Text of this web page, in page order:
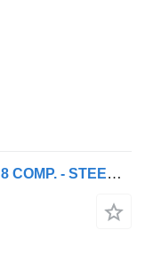
Scania 94 G.300 FOODBULK SILO - 8 COMP. - STEERING AXLE